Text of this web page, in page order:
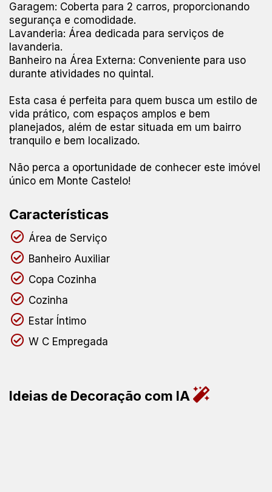
Garagem: Coberta para 2 carros, proporcionando
segurança e comodidade.
Lavanderia: Área dedicada para serviços de
lavanderia.
Banheiro na Área Externa: Conveniente para uso
durante atividades no quintal.
Esta casa é perfeita para quem busca um estilo de
vida prático, com espaços amplos e bem
planejados, além de estar situada em um bairro
tranquilo e bem localizado.
Não perca a oportunidade de conhecer este imóvel
único em Monte Castelo!
Características
Área de Serviço
Banheiro Auxiliar
Copa Cozinha
Cozinha
Estar Íntimo
W C Empregada
Ideias de Decoração com IA